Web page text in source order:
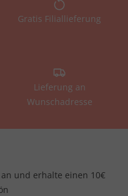
Gratis Filiallieferung
Lieferung an
Wunschadresse
und erhalte einen 10€